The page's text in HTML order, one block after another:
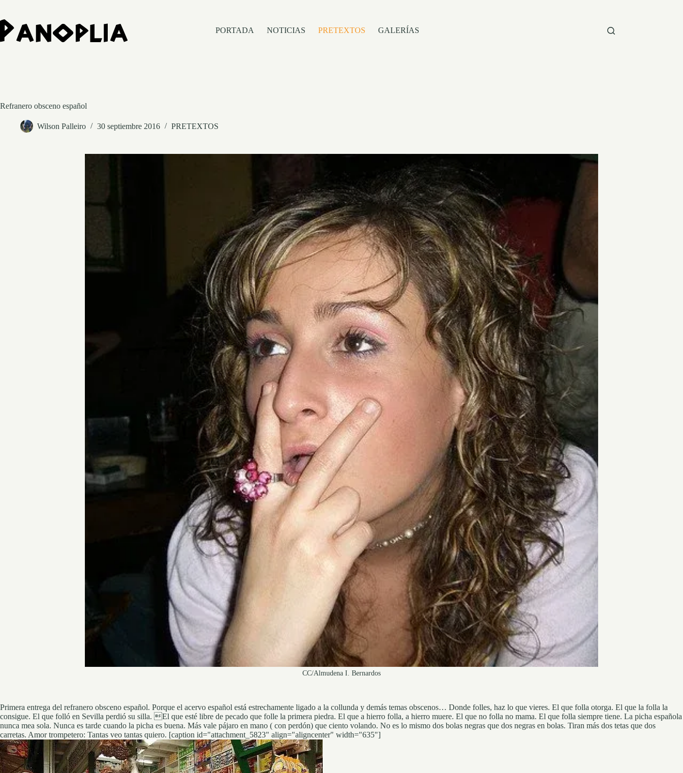
contenido
PORTADA
NOTICIAS PRETEXTOS GALERÍAS
Refranero obsceno español
Wilson Palleiro 30 septiembre 2016 PRETEXTOS
CC/Almudena I. Bernardos
Primera entrega del refranero obsceno español. Porque el acervo español está estrechamente ligado a la collunda y demás temas obscenos… Donde folles, haz lo que vieres. El que folla otorga. El que la folla la
consigue. El que folló en Sevilla perdió su silla. El que esté libre de pecado que folle la primera piedra. El que a hierro folla, a hierro muere. El que no folla no mama. El que folla siempre tiene. La picha española
nunca mea sola. Nunca es tarde cuando la picha es buena. Más vale pájaro en mano ( con perdón) que ciento volando. No es lo mismo dos bolas negras que dos negras en bolas. Tiran más dos tetas que dos
carretas. Amor trompetero: Tantas veo tantas quiero. [caption id="attachment_5823" align="aligncenter" width="635"]